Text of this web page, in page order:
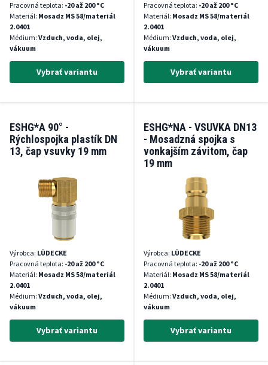
Pracovná teplota: -20 až 200 °C
Materiál: Mosadz MS 58/materiál
2.0401
Médium: Vzduch, voda, olej,
vákuum
Vybrať variantu
Pracovná teplota: -20 až 200 °C
Materiál: Mosadz MS 58/materiál
2.0401
Médium: Vzduch, voda, olej,
vákuum
Vybrať variantu
ESHG*A 90° -
Rýchlospojka plastík DN
13, čap vsuvky 19 mm
Výrobca: LÜDECKE
Pracovná teplota: -20 až 200 °C
Materiál: Mosadz MS 58/materiál
2.0401
Médium: Vzduch, voda, olej,
vákuum
Vybrať variantu
ESHG*NA - VSUVKA DN13
- Mosadzná spojka s
vonkajším závitom, čap
19 mm
Výrobca: LÜDECKE
Pracovná teplota: -20 až 200 °C
Materiál: Mosadz MS 58/materiál
2.0401
Médium: Vzduch, voda, olej,
vákuum
Vybrať variantu